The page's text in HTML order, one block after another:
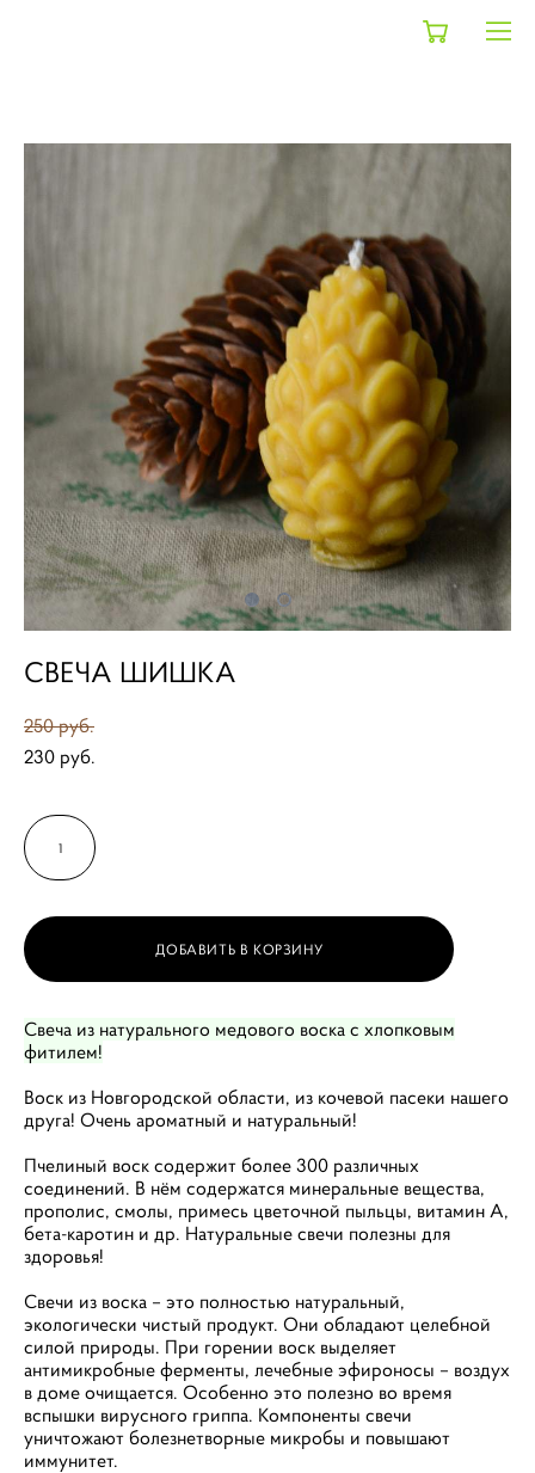
СВЕЧА ШИШКА
250 pуб.
230 pуб.
ДОБАВИТЬ В КОРЗИНУ
Свеча из натурального медового воска с хлопковым
фитилем!
Воск из Новгородской области, из кочевой пасеки нашего
друга! Очень ароматный и натуральный!
Пчелиный воск содержит более 300 различных
соединений. В нём содержатся минеральные вещества,
прополис, смолы, примесь цветочной пыльцы, витамин А,
бета-каротин и др. Натуральные свечи полезны для
здоровья!
Свечи из воска – это полностью натуральный,
экологически чистый продукт. Они обладают целебной
силой природы. При горении воск выделяет
антимикробные ферменты, лечебные эфироносы – воздух
в доме очищается. Особенно это полезно во время
вспышки вирусного гриппа. Компоненты свечи
уничтожают болезнетворные микробы и повышают
иммунитет.